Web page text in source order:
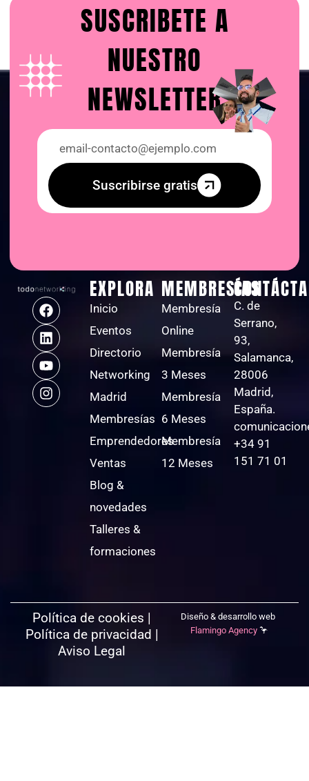
SUSCRIBETE A
NUESTRO
NEWSLETTER
Suscribirse gratis
EXPLORA
Inicio
Eventos
Directorio
Networking
Madrid
Membresías
Emprendedores
Ventas
Blog &
novedades
Talleres &
formaciones
MEMBRESÍAS
Membresía
Online
Membresía
3 Meses
Membresía
6 Meses
Membresía
12 Meses
C. de
Serrano,
93,
Salamanca,
28006
Madrid,
España.
+34 91
151 71 01
Política de cookies |
Política de privacidad |
Aviso Legal
Diseño & desarrollo web
Flamingo Agency🦩